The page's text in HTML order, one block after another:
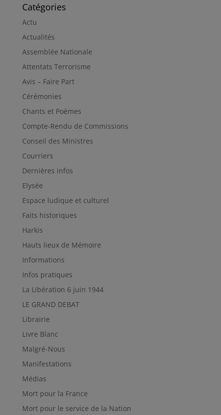
Catégories
Actu
Actualités
Assemblée Nationale
Attentats Terrorisme
Avis – Faire Part
Cérémonies
Chants et Poèmes
Compte-Rendu de Commissions
Conseil des Ministres
Courriers
Dernières infos
Elysée
Espace ludique et culturel
Faits historiques
Harkis
Hauts lieux de Mémoire
Informations
Infos pratiques
La Libération 6 juin 1944
LE GRAND DEBAT
Librairie
Livre Blanc
Malgré-Nous
Manifestations
Médias
Mort pour la France
Mort pour le service de la Nation